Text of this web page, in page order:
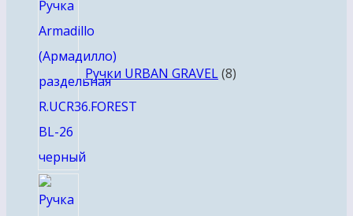
Ручки URBAN GRAVEL 8